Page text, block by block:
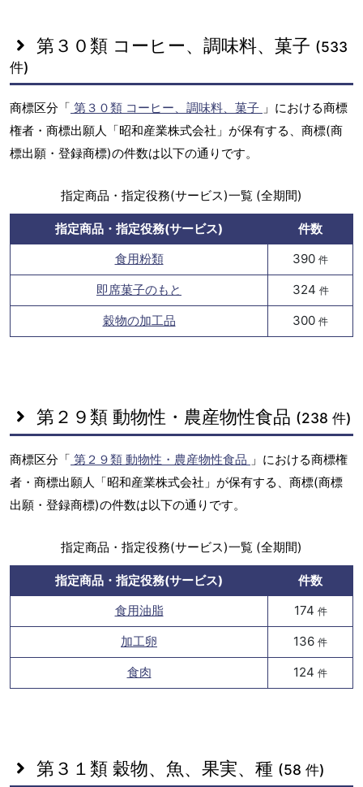
第３０類 コーヒー、調味料、菓子 (533
件)
商標区分「 第３０類 コーヒー、調味料、菓子 」における商標
権者・商標出願人「昭和産業株式会社」が保有する、商標(商
標出願・登録商標)の件数は以下の通りです。
指定商品・指定役務(サービス)一覧 (全期間)
指定商品・指定役務(サービス)
件数
食用粉類
390 件
即席菓子のもと 324 件
穀物の加工品 300 件
第２９類 動物性・農産物性食品 (238 件)
商標区分「 第２９類 動物性・農産物性食品 」における商標権
者・商標出願人「昭和産業株式会社」が保有する、商標(商標
出願・登録商標)の件数は以下の通りです。
指定商品・指定役務(サービス)一覧 (全期間)
指定商品・指定役務(サービス)
件数
食用油脂
174 件
加工卵 136 件
食肉 124 件
第３１類 穀物、魚、果実、種 (58 件)